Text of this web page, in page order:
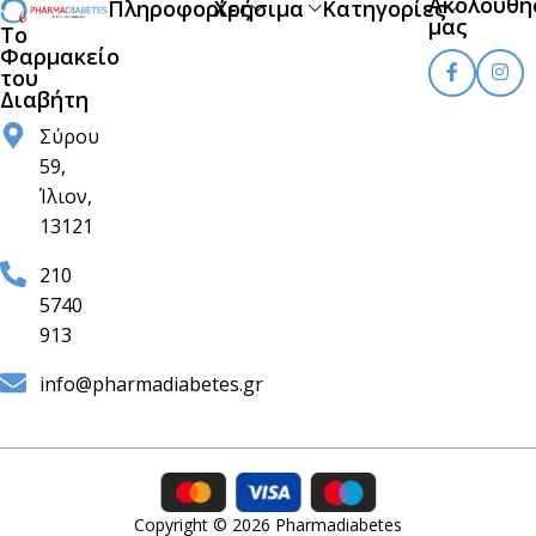
Το
Φαρμακείο
του
Διαβήτη
Σύρου
59,
Ίλιον,
13121
210
5740
913
info@pharmadiabetes.gr
ΠληροφορίεςΧρήσιμα Κατηγορίες
μας
Copyright © 2026 Pharmadiabetes